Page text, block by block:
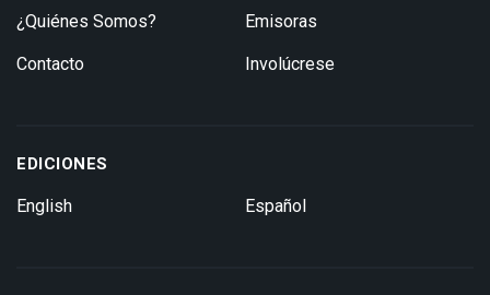
¿Quiénes Somos?
Contacto
Emisoras
Involúcrese
EDICIONES
English Español